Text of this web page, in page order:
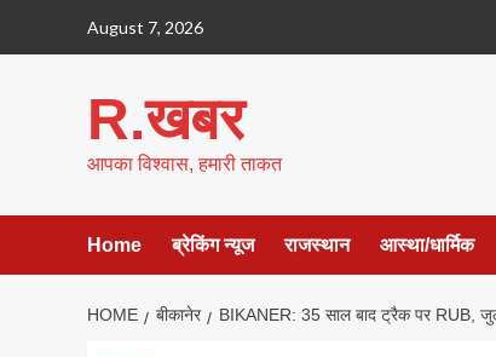
August 7, 2026
R.खबर
आपका विश्वास, हमारी ताकत
Home ब्रेकिंग न्यूज राजस्थान आस्था/धार्मिक
HOME बीकानेर BIKANER: 35 साल बाद ट्रैक पर RUB,